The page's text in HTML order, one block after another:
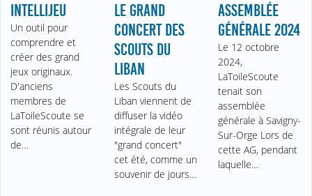
INTELLIJEU
Un outil pour
comprendre et
créer des grand
jeux originaux.
D'anciens
membres de
LaToileScoute se
sont réunis autour
de…
LE GRAND
CONCERT DES
SCOUTS DU
LIBAN
Les Scouts du
Liban viennent de
diffuser la vidéo
intégrale de leur
"grand concert"
cet été, comme un
souvenir de jours…
ASSEMBLÉE
GÉNÉRALE 2024
Le 12 octobre
2024,
LaToileScoute
tenait son
assemblée
générale à Savigny-
Sur-Orge Lors de
cette AG, pendant
laquelle…